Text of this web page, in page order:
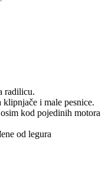
radilicu.
i male pesnice.
kod pojedinih motora
od legura